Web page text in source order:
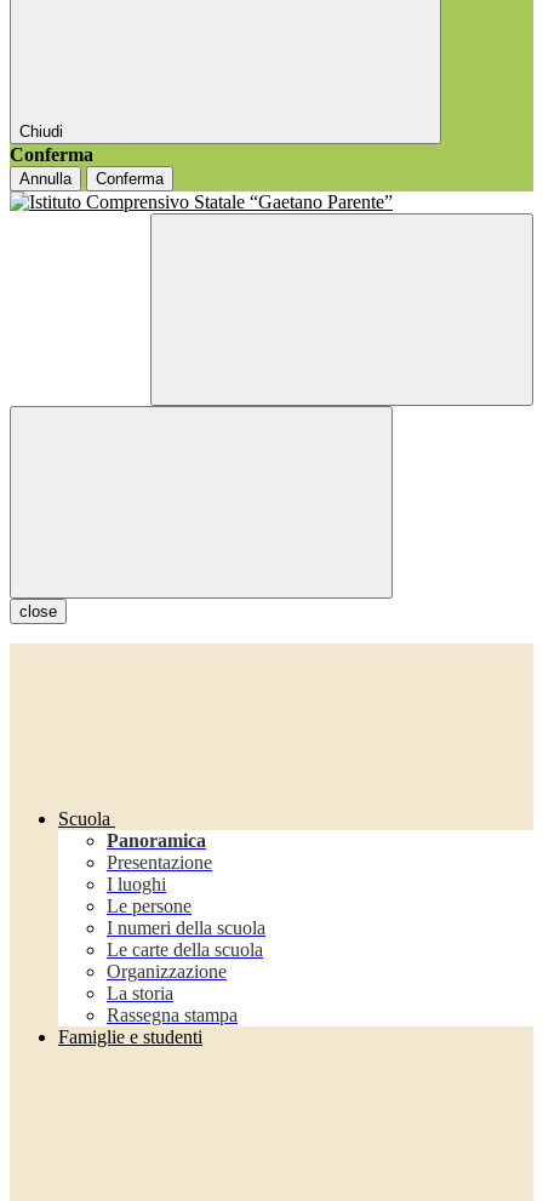
Chiudi
Conferma
Annulla Conferma
close
Scuola
Panoramica
Presentazione
I luoghi
Le persone
I numeri della scuola
Le carte della scuola
Organizzazione
La storia
Rassegna stampa
Famiglie e studenti